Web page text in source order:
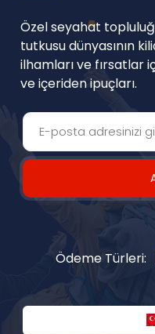
Özel seyahat
tutkusu dünyasının
ilhamları ve fırsatlar
ve içeriden ipuçları.
Ödeme Türleri: